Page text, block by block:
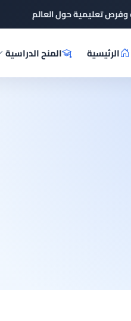
وفرص تعليمية حول العالم
الرئيسية المنح الدراسية